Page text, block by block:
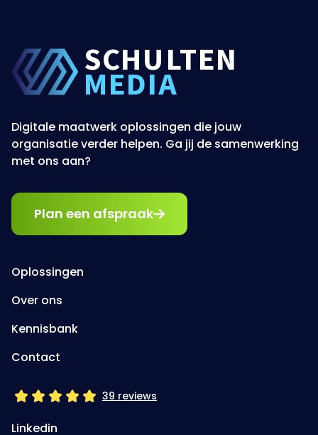
SCHULTEN
MEDIA
Digitale maatwerk oplossingen die jouw
organisatie verder helpen. Ga jij de samenwerking
met ons aan?
Plan een afspraak
Oplossingen
Over ons
Kennisbank
Contact
39 reviews
Linkedin